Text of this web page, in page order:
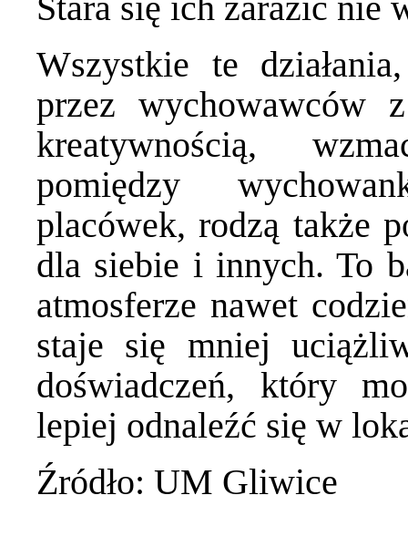
Wszystkie te
przez wychowawców
kreatywnością,
pomiędzy
placówek, rodzą także
dla siebie i innych. To
atmosferze nawet
staje się mniej
doświadczeń, który
lepiej odnaleźć się w
Źródło: UM Gliwice